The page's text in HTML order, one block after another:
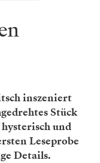
inszeniert
Stück
und
Leseprobe
Details.